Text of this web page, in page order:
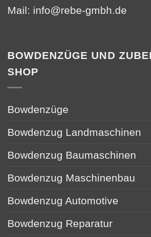
Mail: info@rebe-gmbh.de
BOWDENZÜGE UND
SHOP
Bowdenzüge
Bowdenzug Landmaschinen
Bowdenzug Baumaschinen
Bowdenzug Maschinenbau
Bowdenzug Automotive
Bowdenzug Reparatur